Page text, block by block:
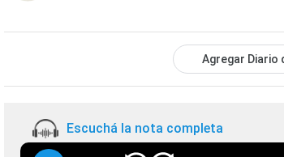
Agregar Diario
Escuchá la nota completa